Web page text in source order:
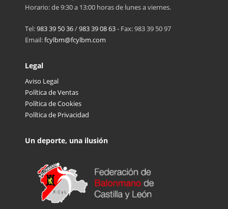
Horario: de 9:30 a 13:00 horas de lunes a viernes.
Tel:983 39 50 36/983 39 08 63- Fax: 983 39 50 97
Email:fcylbm@fcylbm.com
Legal
Aviso Legal
Política de Ventas
Política de Cookies
Política de Privacidad
Un deporte, una ilusión